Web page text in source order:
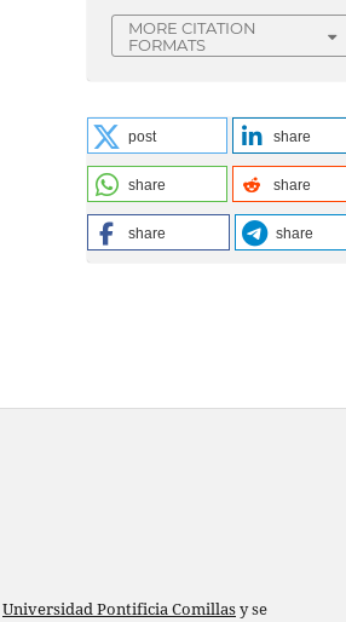
MORE CITATION
FORMATS
post share
share share
share share
Universidad Pontificia Comillasy se